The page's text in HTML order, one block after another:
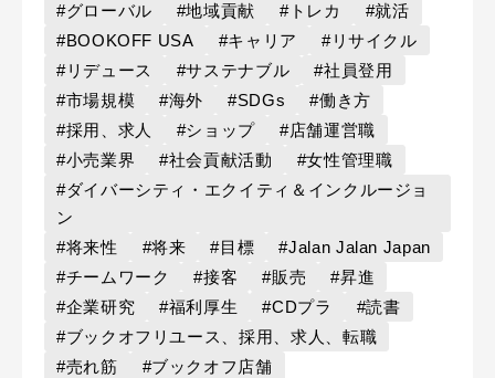
#グローバル
#地域貢献 #トレカ
#就活
#BOOKOFF USA
#キャリア
#リサイクル
#リデュース
#サステナブル
#社員登用
#市場規模
#海外 #SDGs
#働き方
#採用、求人
#ショップ
#店舗運営職
#小売業界
#社会貢献活動
#女性管理職
#ダイバーシティ・エクイティ＆インクルージョ
ン
#将来性
#将来 #目標
#Jalan Jalan Japan
#チームワーク
#接客 #販売
#昇進
#企業研究
#福利厚生 #CDプラ
#読書
#ブックオフリユース、採用、求人、転職
#売れ筋
#ブックオフ店舗